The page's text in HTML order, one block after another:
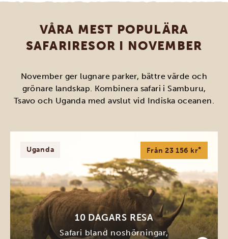
VÅRA MEST POPULÄRA
SAFARIRESOR I NOVEMBER
November ger lugnare parker, bättre värde och
grönare landskap. Kombinera safari i Samburu,
Tsavo och Uganda med avslut vid Indiska oceanen.
Uganda Från 23 156 kr*
10 DAGARS RESA
Safari bland noshörningar,